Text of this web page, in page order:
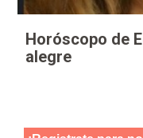
Horóscopo de
alegre